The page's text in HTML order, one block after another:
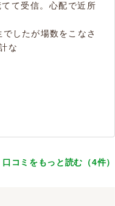
て受信。心配で近所
したが場数をこなさ
な
口コミをもっと読む（4件）